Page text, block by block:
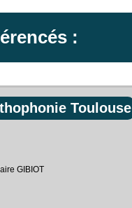
:
Toulouse
GIBIOT